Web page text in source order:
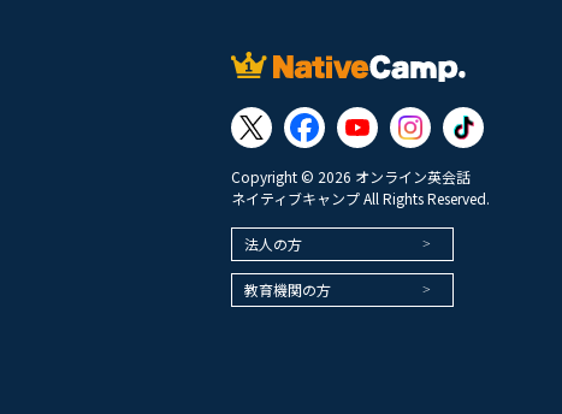
Copyright © 2026 オンライン英会話
ネイティブキャンプ All Rights Reserved.
法人の方
教育機関の方